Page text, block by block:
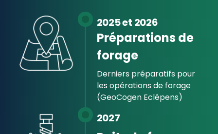
2025 et 2026
Préparations de
forage
Derniers préparatifs pour
les opérations de forage
(GeoCogen Eclépens)
2027